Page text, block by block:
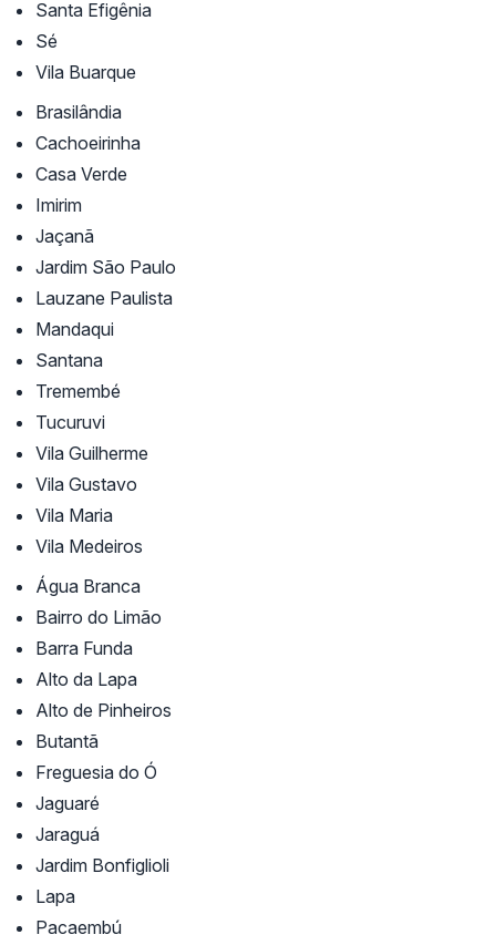
Santa Efigênia
Sé
Vila Buarque
Brasilândia
Cachoeirinha
Casa Verde
Imirim
Jaçanã
Jardim São Paulo
Lauzane Paulista
Mandaqui
Santana
Tremembé
Tucuruvi
Vila Guilherme
Vila Gustavo
Vila Maria
Vila Medeiros
Água Branca
Bairro do Limão
Barra Funda
Alto da Lapa
Alto de Pinheiros
Butantã
Freguesia do Ó
Jaguaré
Jaraguá
Jardim Bonfiglioli
Lapa
Pacaembú